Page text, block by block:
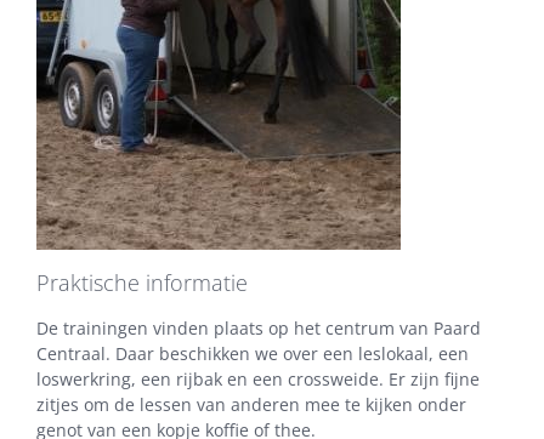
Praktische informatie
De trainingen vinden plaats op het centrum van Paard
Centraal. Daar beschikken we over een leslokaal, een
loswerkring, een rijbak en een crossweide. Er zijn fijne
zitjes om de lessen van anderen mee te kijken onder
genot van een kopje koffie of thee.